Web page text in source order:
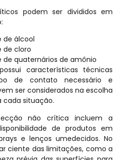
podem ser divididos em
de álcool
de cloro
de quaternários de amônio
características técnicas
de contato necessário e
ser considerados na escolha
cada situação.
não crítica incluem a
de produtos em
e lenços umedecidos. No
ciente das limitações, como a